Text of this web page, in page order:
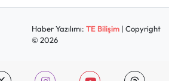
Haber Yazılımı: TE Bilişim| Copyright
© 2026